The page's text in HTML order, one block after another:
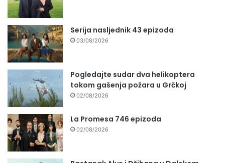
Serija nasljednik 43 epizoda
03/08/2026
Pogledajte sudar dva helikoptera
tokom gašenja požara u Grčkoj
02/08/2026
La Promesa 746 epizoda
02/08/2026